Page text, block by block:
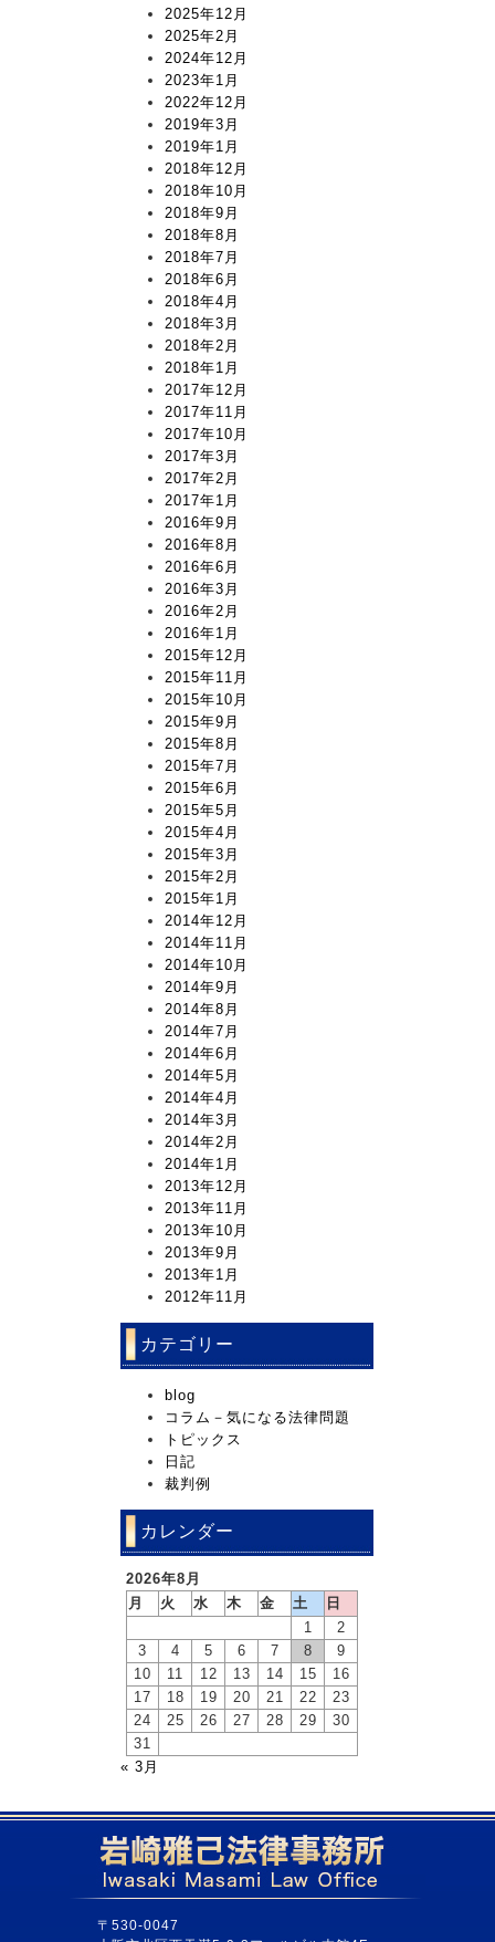
2025年12月
2025年2月
2024年12月
2023年1月
2022年12月
2019年3月
2019年1月
2018年12月
2018年10月
2018年9月
2018年8月
2018年7月
2018年6月
2018年4月
2018年3月
2018年2月
2018年1月
2017年12月
2017年11月
2017年10月
2017年3月
2017年2月
2017年1月
2016年9月
2016年8月
2016年6月
2016年3月
2016年2月
2016年1月
2015年12月
2015年11月
2015年10月
2015年9月
2015年8月
2015年7月
2015年6月
2015年5月
2015年4月
2015年3月
2015年2月
2015年1月
2014年12月
2014年11月
2014年10月
2014年9月
2014年8月
2014年7月
2014年6月
2014年5月
2014年4月
2014年3月
2014年2月
2014年1月
2013年12月
2013年11月
2013年10月
2013年9月
2013年1月
2012年11月
カテゴリー
blog
コラム－気になる法律問題
トピックス
日記
裁判例
カレンダー
2026年8月
月
火 水 木 金 土
日
1
2
3
4 5 6 7 8
9
10
11 12 13 14 15
16
17
18 19 20 21 22
23
24
25 26 27 28 29
30
31
« 3月
〒530-0047